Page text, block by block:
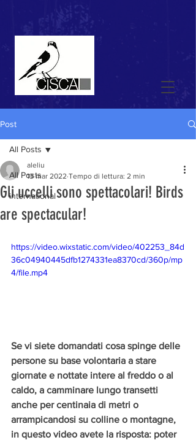
Post
All Posts
international
All Posts
Gli uccelli sono spettacolari! Birds
are spectacular!
aleliu
13 mar 2022 Tempo di lettura: 2 min
https://video.wixstatic.com/video/402253_84d
36c04940445dfb1274331ea8370cd/360p/mp
4/file.mp4
Se vi siete domandati cosa spinge delle
persone su base volontaria a stare
giornate e nottate intere al freddo o al
caldo, a camminare lungo transetti
anche per centinaia di metri o
arrampicandosi su colline o montagne,
in questo video avete la risposta: poter